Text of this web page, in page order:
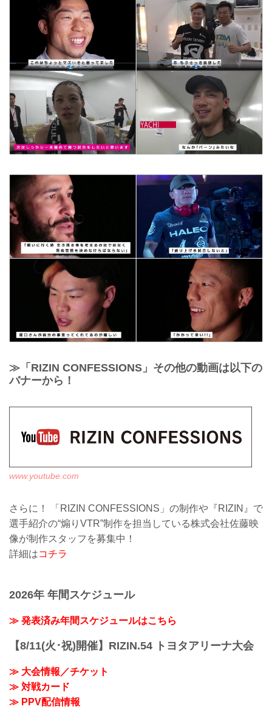
≫「RIZIN CONFESSIONS」その他の動画は以下の
バナーから！
www.youtube.com
さらに！ 「RIZIN CONFESSIONS」の制作や『RIZIN』で
選手紹介の“煽りVTR”制作を担当している株式会社佐藤映
像が制作スタッフを募集中！
詳細はコチラ
2026年 年間スケジュール
≫ 発表済み年間スケジュールはこちら
【8/11(火･祝)開催】RIZIN.54 トヨタアリーナ大会
≫ 大会情報／チケット
≫ 対戦カード
≫ PPV配信情報